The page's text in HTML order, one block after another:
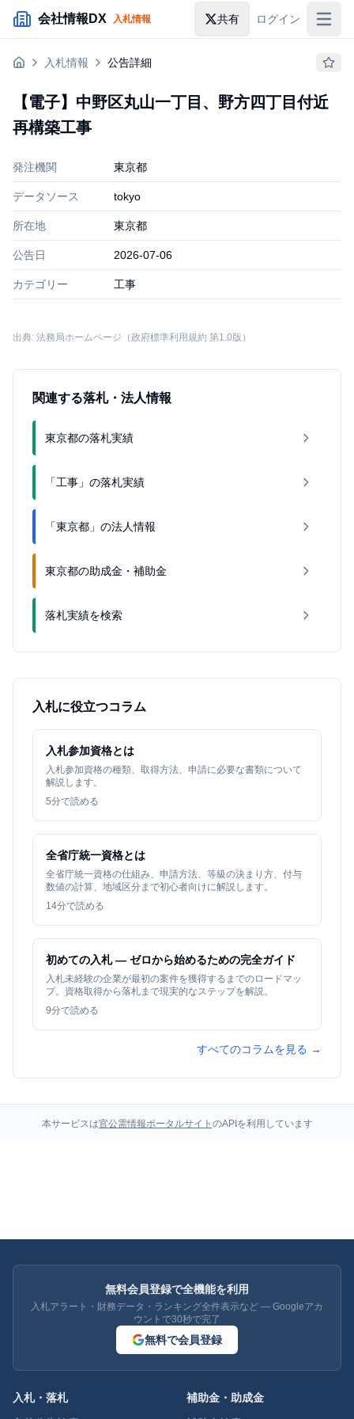
メインコンテンツにスキップ
会社情報DX 入札情報 共有 ログイン
入札情報
助成金・補助金
入札情報 公告詳細
【電子】中野区丸山一丁目、野方四丁目付近
再構築工事
発注機関 東京都
データソース tokyo
所在地 東京都
公告日 2026-07-06
カテゴリー 工事
出典: 法務局ホームページ（政府標準利用規約 第1.0版）
関連する落札・法人情報
東京都の落札実績
「工事」の落札実績
「東京都」の法人情報
東京都の助成金・補助金
落札実績を検索
入札に役立つコラム
入札参加資格とは
入札参加資格の種類、取得方法、申請に必要な書類について
解説します。
5分で読める
全省庁統一資格とは
全省庁統一資格の仕組み、申請方法、等級の決まり方、付与
数値の計算、地域区分まで初心者向けに解説します。
14分で読める
初めての入札 — ゼロから始めるための完全ガイド
入札未経験の企業が最初の案件を獲得するまでのロードマッ
プ。資格取得から落札まで現実的なステップを解説。
9分で読める
すべてのコラムを見る →
本サービスは官公需情報ポータルサイト のAPIを利用しています
無料会員登録で全機能を利用
入札アラート・財務データ・ランキング全件表示など — Googleアカ
ウントで30秒で完了
無料で会員登録
入札・落札
補助金・助成金